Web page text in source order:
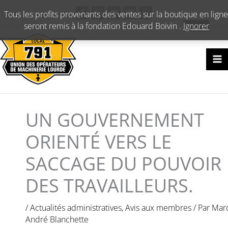
Tous les profits provenants des ventes sur la boutique en
seront remis à la fondation Edouard Boivin . Ignorer
au
contenu
UN GOUVERNEMENT
ORIENTÉ VERS LE
SACCAGE DU POUVOIR
DES TRAVAILLEURS.
/Actualités administratives,Avis aux membres/ Par
André Blanchette